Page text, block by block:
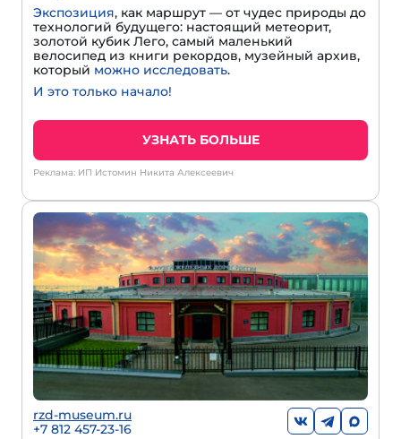
Экспозиция, как маршрут — от чудес природы до
технологий будущего: настоящий метеорит,
золотой кубик Лего, самый маленький
велосипед из книги рекордов, музейный архив,
который можно исследовать.
И это только начало!
УЗНАТЬ БОЛЬШЕ
Реклама: ИП Истомин Никита Алексеевич
rzd-museum.ru
+7 812 457-23-16